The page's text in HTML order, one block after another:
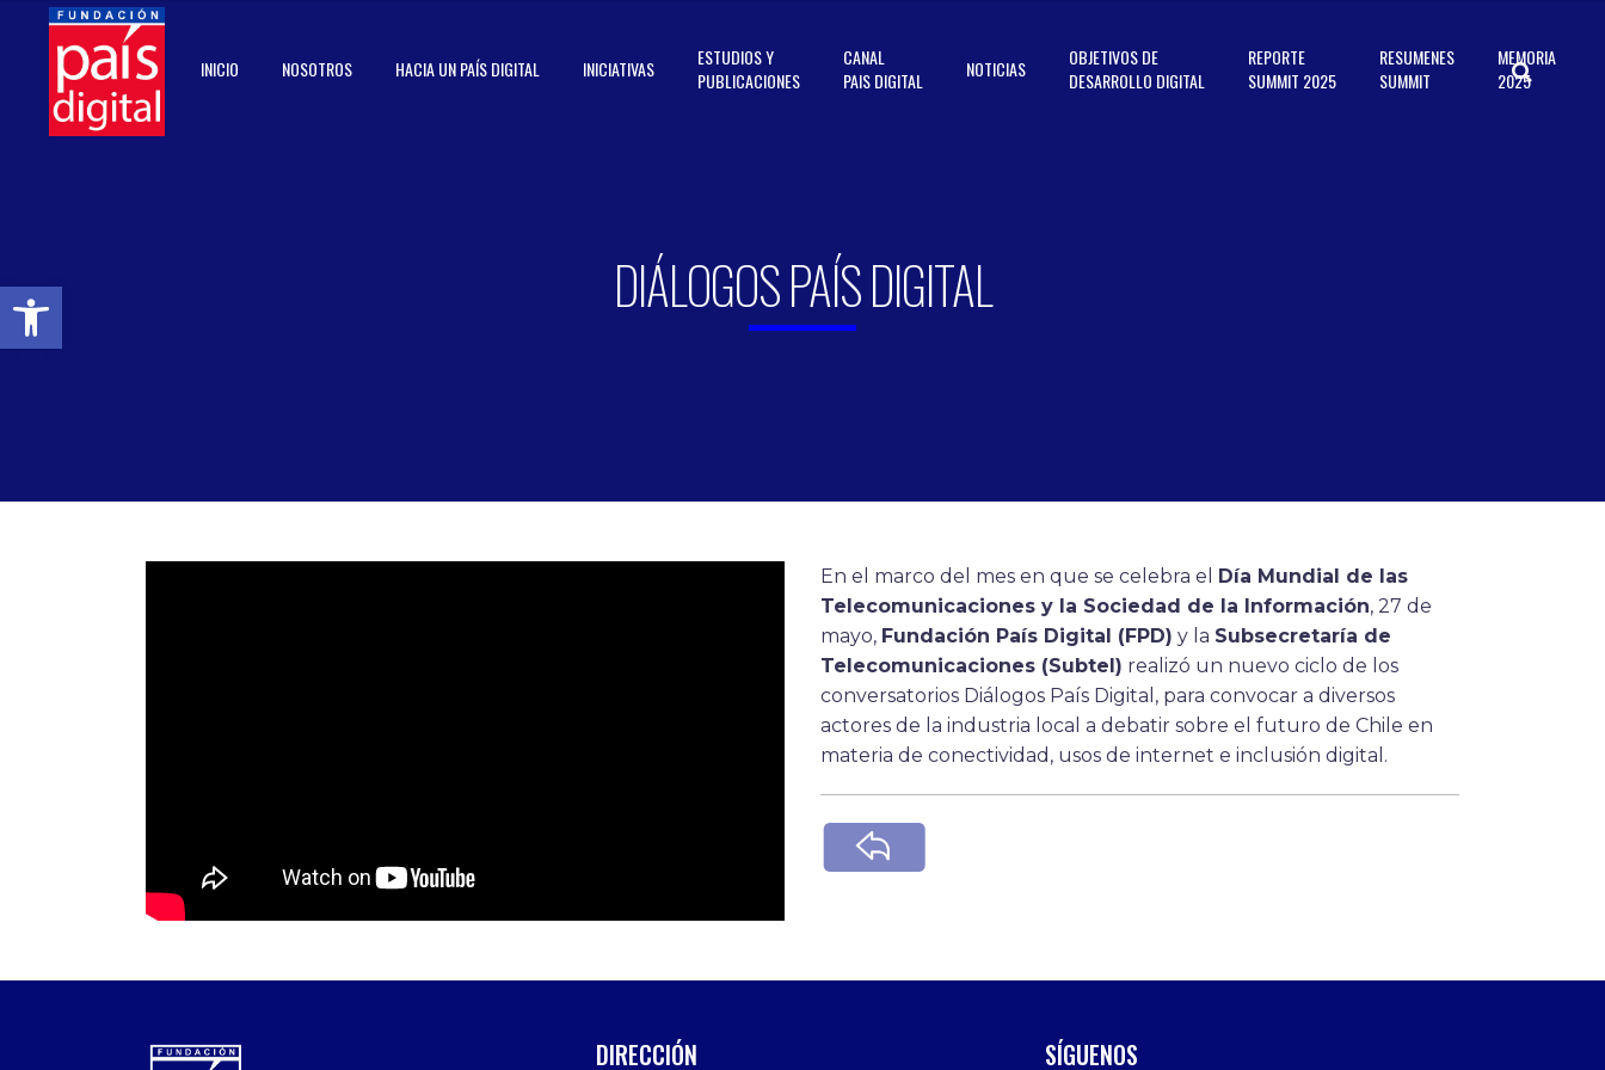
Abrir barra de herramientas
INICIO NOSOTROS HACIA UN PAÍS DIGITAL INICIATIVAS
ESTUDIOS Y
PUBLICACIONES
CANAL
PAIS DIGITAL
NOTICIAS
OBJETIVOS DE
DESARROLLO DIGITAL
REPORTE
SUMMIT 2025
RESUMENES
SUMMIT
MEMORIA
2025
DIÁLOGOS PAÍS DIGITAL
En el marco del mes en que se celebra el Día Mundial de las
Telecomunicaciones y la Sociedad de la Información, 27 de
mayo, Fundación País Digital (FPD) y la Subsecretaría de
Telecomunicaciones (Subtel) realizó un nuevo ciclo de los
conversatorios Diálogos País Digital, para convocar a diversos
actores de la industria local a debatir sobre el futuro de Chile en
materia de conectividad, usos de internet e inclusión digital.
DIRECCIÓN SÍGUENOS